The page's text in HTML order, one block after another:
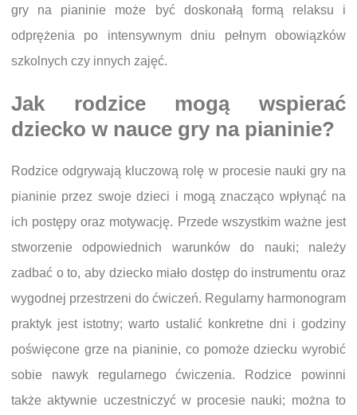
gry na pianinie może być doskonałą formą relaksu i
odprężenia po intensywnym dniu pełnym obowiązków
szkolnych czy innych zajęć.
Jak rodzice mogą wspierać
dziecko w nauce gry na pianinie?
Rodzice odgrywają kluczową rolę w procesie nauki gry na
pianinie przez swoje dzieci i mogą znacząco wpłynąć na
ich postępy oraz motywację. Przede wszystkim ważne jest
stworzenie odpowiednich warunków do nauki; należy
zadbać o to, aby dziecko miało dostęp do instrumentu oraz
wygodnej przestrzeni do ćwiczeń. Regularny harmonogram
praktyk jest istotny; warto ustalić konkretne dni i godziny
poświęcone grze na pianinie, co pomoże dziecku wyrobić
sobie nawyk regularnego ćwiczenia. Rodzice powinni
także aktywnie uczestniczyć w procesie nauki; można to